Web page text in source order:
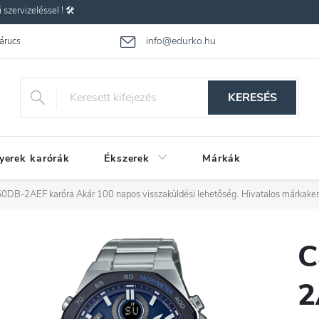
szervizeléssel ! 🛠️
info@edurko.hu
Gyakran ismételt kérdések
KERESÉS
karórák Ékszerek Márkák
2AEF karóra Akár 100 napos visszaküldési lehetőség. Hivatalos